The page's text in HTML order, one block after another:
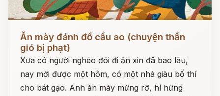
Đọc ngay
Ăn mày đánh đổ cầu ao (chuyện thần
gió bị phạt)
Xưa có người nghèo đói đi ăn xin đã bao lâu,
nay mới được một hôm, có một nhà giàu bố thí
cho bát gạo. Anh ăn mày mừng rỡ, hí hửng